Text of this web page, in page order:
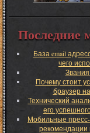
Последние
База email
чего
Почему стоит
браузер
Технический
его
Мобильные пресс-